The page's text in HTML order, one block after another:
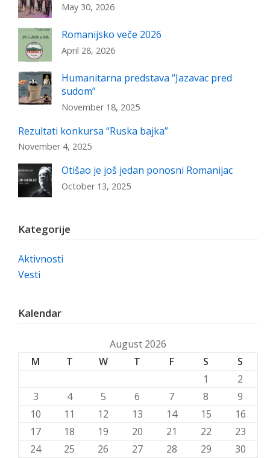
May 30, 2026
Romanijsko veče 2026
April 28, 2026
Humanitarna predstava “Jazavac pred
sudom”
November 18, 2025
Rezultati konkursa “Ruska bajka”
November 4, 2025
Otišao je još jedan ponosni Romanijac
October 13, 2025
Kategorije
Aktivnosti
Vesti
Kalendar
August 2026
M
T W T F S
S
1
2
3
4 5 6 7 8
9
10
11 12 13 14 15
16
17
18 19 20 21 22
23
24
25 26 27 28 29 30